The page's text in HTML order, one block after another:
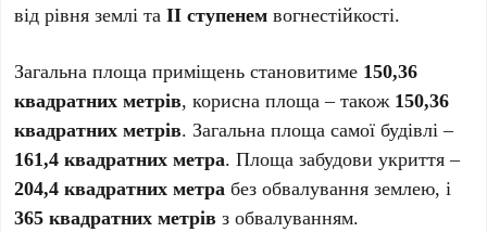
від рівня землі таІІ ступенем вогнестійкості.
Загальна площа приміщень становитиме 150,36
квадратних метрів, корисна площа – також 150,36
квадратних метрів. Загальна площа самої будівлі –
161,4 квадратних метра. Площа забудови укриття –
204,4 квадратних метра без обвалування землею, і
365 квадратних метрів з обвалуванням.